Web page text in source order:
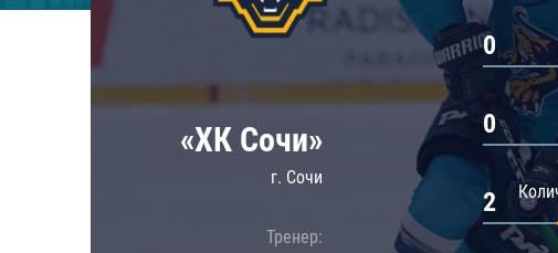
Локомотив
ЦСКА
Шанхайские Драконы
«ХК Сочи»
г. Сочи
Тренер:
0
0
2